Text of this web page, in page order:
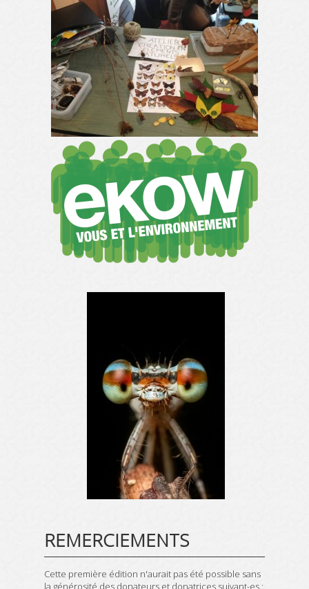
REMERCIEMENTS
Cette première édition n'aurait pas été possible sans
la générosité des donateurs et donatrices suivant-es :